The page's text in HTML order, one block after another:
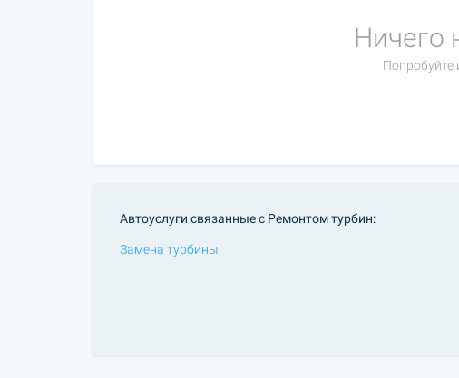
Ничего
Автоуслуги связанные с Ремонтом турбин:
Замена турбины